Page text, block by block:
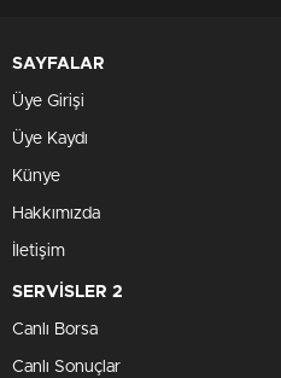
SAYFALAR
Üye Girişi
Üye Kaydı
Künye
Hakkımızda
İletişim
SERVİSLER 2
Canlı Borsa
Canlı Sonuçlar